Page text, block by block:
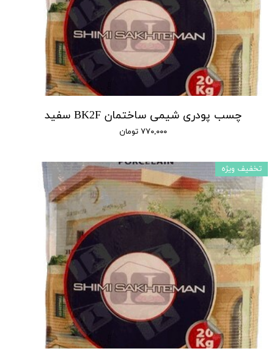
چسب پودری شیمی ساختمان BK2F سفید
۷۷۰,۰۰۰ تومان
تخفیف ویژه